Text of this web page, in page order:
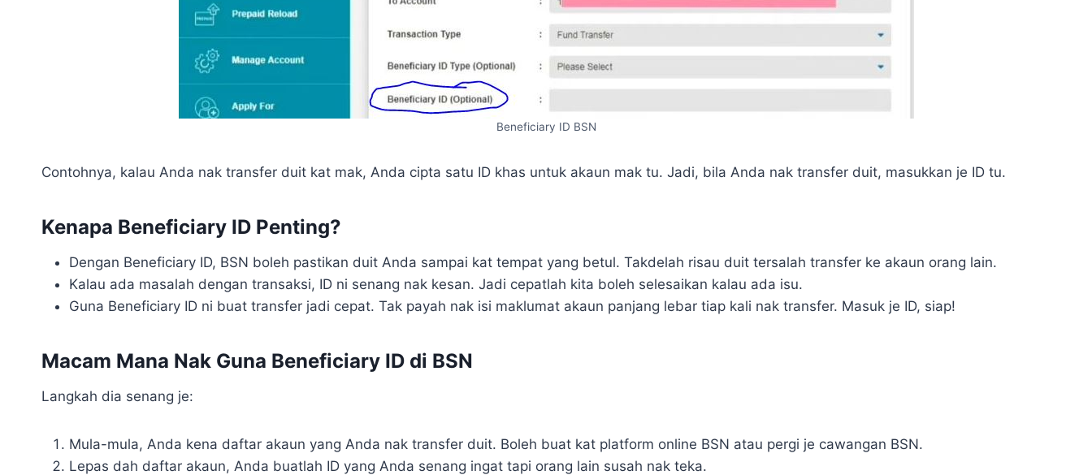
Beneficiary ID BSN
Contohnya, kalau Anda nak transfer duit kat mak, Anda cipta satu ID khas untuk akaun mak tu. Jadi, bila Anda nak transfer duit, masukkan je ID tu.
Kenapa Beneficiary ID Penting?
Dengan Beneficiary ID, BSN boleh pastikan duit Anda sampai kat tempat yang betul. Takdelah risau duit tersalah transfer ke akaun orang lain.
Kalau ada masalah dengan transaksi, ID ni senang nak kesan. Jadi cepatlah kita boleh selesaikan kalau ada isu.
Guna Beneficiary ID ni buat transfer jadi cepat. Tak payah nak isi maklumat akaun panjang lebar tiap kali nak transfer. Masuk je ID, siap!
Macam Mana Nak Guna Beneficiary ID di BSN
Langkah dia senang je:
Mula-mula, Anda kena daftar akaun yang Anda nak transfer duit. Boleh buat kat platform online BSN atau pergi je cawangan BSN.
Lepas dah daftar akaun, Anda buatlah ID yang Anda senang ingat tapi orang lain susah nak teka.